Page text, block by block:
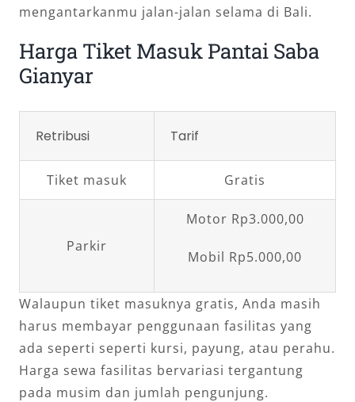
mengantarkanmu jalan-jalan selama di Bali.
Harga Tiket Masuk Pantai Saba
Gianyar
Retribusi Tarif
Tiket masuk Gratis
Parkir
Motor Rp3.000,00
Mobil Rp5.000,00
Walaupun tiket masuknya gratis, Anda masih
harus membayar penggunaan fasilitas yang
ada seperti seperti kursi, payung, atau perahu.
Harga sewa fasilitas bervariasi tergantung
pada musim dan jumlah pengunjung.